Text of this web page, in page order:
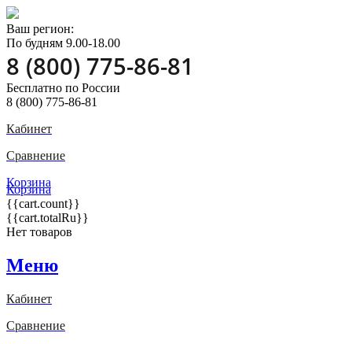
Ваш регион:
По будням 9.00-18.00
8 (800) 775-86-81
Бесплатно по России
8 (800) 775-86-81
Кабинет
Сравнение
Корзина
Корзина
{{cart.count}}
{{cart.totalRu}}
Нет товаров
Меню
Кабинет
Сравнение